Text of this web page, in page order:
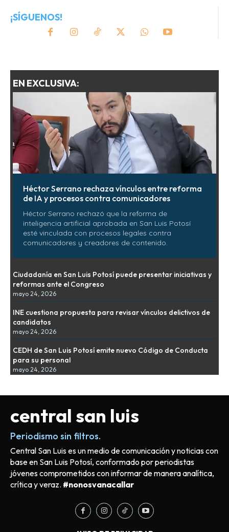
¡SÍGUENOS!
EN EXCLUSIVA:
Héctor Serrano rechaza vínculos entre reforma
de IA y procesos contra comunicadores
Héctor Serrano rechazó que la reforma de
inteligencia artificial aprobada en San Luis Potosí
esté vinculada con procesos legales contra
comunicadores y creadores de contenido.
Ciudadanía en San Luis Potosí puede presentar iniciativas y
reformas ante el Congreso
mayo 24, 2026
INE cuestiona propuesta para revisar vínculos delictivos de
candidatos
mayo 24, 2026
CEDH de San Luis Potosí emite nuevo Código de Conducta
para su personal
mayo 24, 2026
central san luis
Periodismo sin filtros.
Central San Luis es un medio de comunicación y noticias con
base en San Luis Potosí, conformado por periodistas
jóvenes comprometidos con informar de manera analítica,
crítica y veraz. #nonosvanacallar